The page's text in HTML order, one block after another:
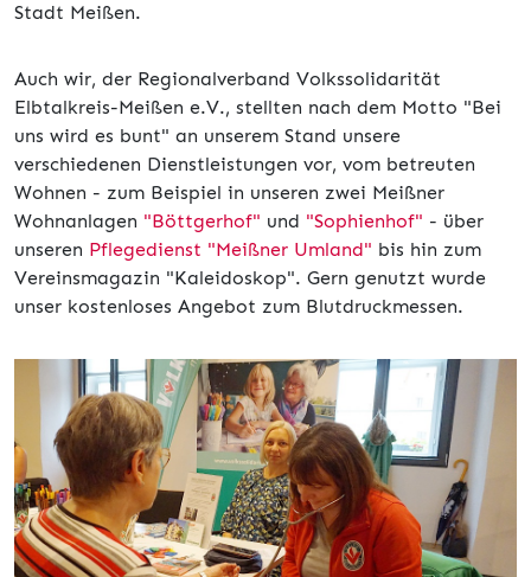
Stadt Meißen.
Auch wir, der Regionalverband Volkssolidarität
Elbtalkreis-Meißen e.V., stellten nach dem Motto "Bei
uns wird es bunt" an unserem Stand unsere
verschiedenen Dienstleistungen vor, vom betreuten
Wohnen - zum Beispiel in unseren zwei Meißner
Wohnanlagen "Böttgerhof" und "Sophienhof" - über
unseren Pflegedienst "Meißner Umland" bis hin zum
Vereinsmagazin "Kaleidoskop". Gern genutzt wurde
unser kostenloses Angebot zum Blutdruckmessen.